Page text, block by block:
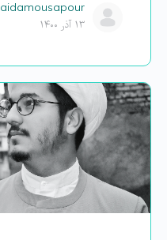
aidamousapour
۱۳ آذر ۱۴۰۰